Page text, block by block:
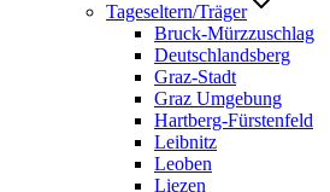
Tageseltern/Träger
Bruck-Mürzzuschlag
Deutschlandsberg
Graz-Stadt
Graz Umgebung
Hartberg-Fürstenfeld
Leibnitz
Leoben
Liezen